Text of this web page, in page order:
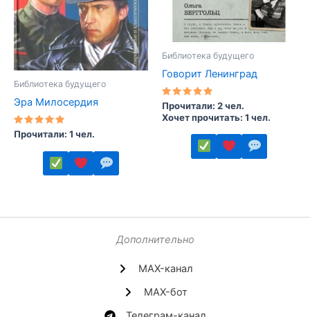
товара.
Библиотека будущего
Эра Милосердия
Оценка
5.00
Прочитали: 1 чел.
Библиотека будущего
Говорит Ленинград
Оценка
5.00
из 5
Прочитали: 2 чел.
Хочет прочитать: 1 чел.
вариаций.
можно
выбрать
Дополнительно
MAX-канал
MAX-бот